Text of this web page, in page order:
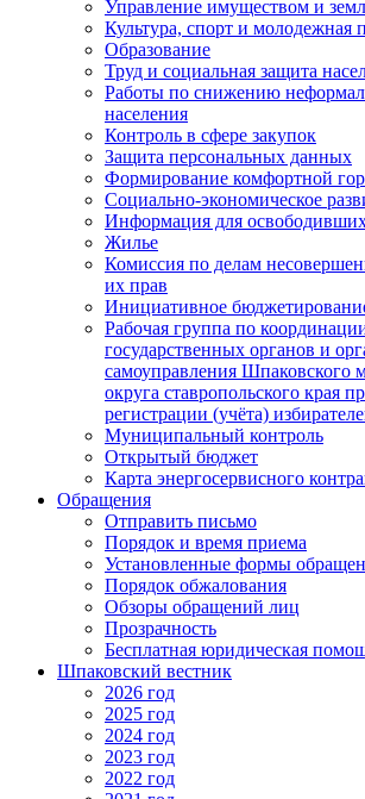
Управление имуществом и
Культура, спорт и молодежная
Образование
Труд и социальная защита
Работы по снижению
населения
Контроль в сфере закупок
Защита персональных данных
Формирование комфортной
Социально-экономическое
Информация для
Жилье
Комиссия по делам
их прав
Инициативное
Рабочая группа по
государственных органов и
самоуправления Шпаковского
округа ставропольского края
регистрации (учёта)
Муниципальный контроль
Открытый бюджет
Карта энергосервисного
Обращения
Отправить письмо
Порядок и время приема
Установленные формы
Порядок обжалования
Обзоры обращений лиц
Прозрачность
Бесплатная юридическая
Шпаковский вестник
2026 год
2025 год
2024 год
2023 год
2022 год